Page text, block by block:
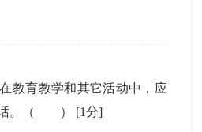
教育教学和其它活动中，应
话。（ ） [1分]